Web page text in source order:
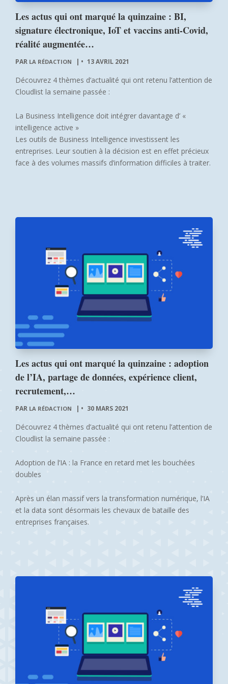
Les actus qui ont marqué la quinzaine : BI,
signature électronique, IoT et vaccins anti-Covid,
réalité augmentée…
PAR LA RÉDACTION | 13 AVRIL 2021
Découvrez 4 thèmes d’actualité qui ont retenu l’attention de
Cloudlist la semaine passée :
La Business Intelligence doit intégrer davantage d’ «
intelligence active »
Les outils de Business Intelligence investissent les
entreprises. Leur soutien à la décision est en effet précieux
face à des volumes massifs d’information difficiles à traiter.
Les actus qui ont marqué la quinzaine : adoption
de l’IA, partage de données, expérience client,
recrutement,…
PAR LA RÉDACTION | 30 MARS 2021
Découvrez 4 thèmes d’actualité qui ont retenu l’attention de
Cloudlist la semaine passée :
Adoption de l’IA : la France en retard met les bouchées
doubles
Après un élan massif vers la transformation numérique, l’IA
et la data sont désormais les chevaux de bataille des
entreprises françaises.